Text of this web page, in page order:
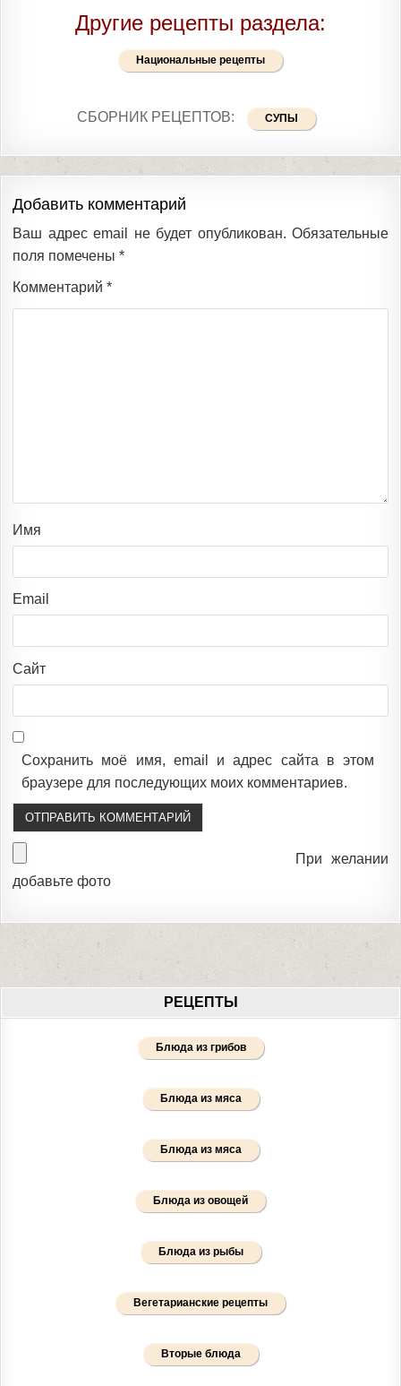
Другие рецепты раздела:
Национальные рецепты
СБОРНИК РЕЦЕПТОВ: СУПЫ
Добавить комментарий
Ваш адрес email не будет опубликован. Обязательные
поля помечены *
Комментарий *
Имя
Email
Сайт
Сохранить моё имя, email и адрес сайта в этом
браузере для последующих моих комментариев.
При желании
добавьте фото
РЕЦЕПТЫ
Блюда из грибов
Блюда из мяса
Блюда из мяса
Блюда из овощей
Блюда из рыбы
Вегетарианские рецепты
Вторые блюда